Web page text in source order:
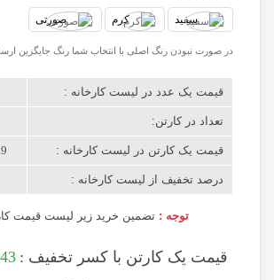
سفید کرم صورتی
در صورت نبودن رنگ اصلی با انتخاب شما رنگ جایگزین
قیمت یک عدد در لیست کارخانه :
تعداد در کارتن:
قیمت یک کارتن در لیست کارخانه :
درصد تخفیف از لیست کارخانه :
توجه : تضمین خرید زیر لیست قیمت
قیمت یک کارتن با کسر تخفیف :